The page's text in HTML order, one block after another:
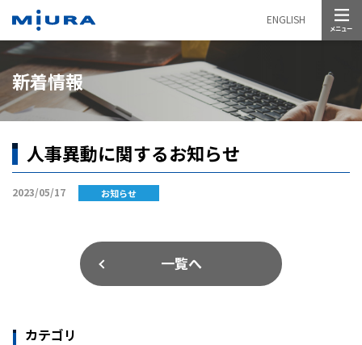
ENGLISH
新着情報
人事異動に関するお知らせ
2023/05/17 お知らせ
一覧へ
カテゴリ